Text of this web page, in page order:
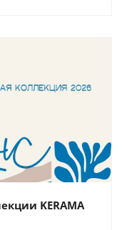
KERAMA